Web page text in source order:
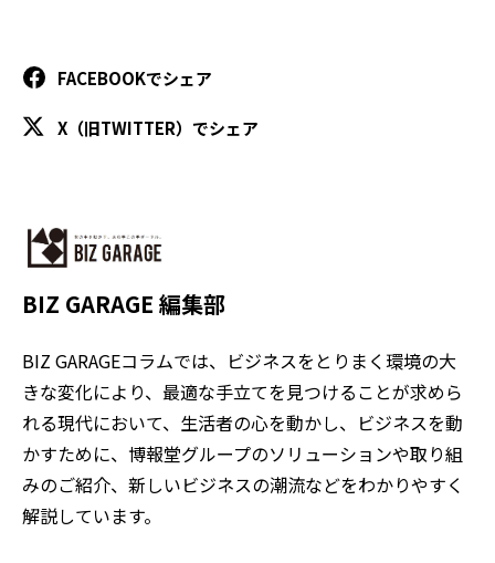
FACEBOOKでシェア
X（旧TWITTER）でシェア
BIZ GARAGE 編集部
BIZ GARAGEコラムでは、ビジネスをとりまく環境の大
きな変化により、最適な手立てを見つけることが求めら
れる現代において、生活者の心を動かし、ビジネスを動
かすために、博報堂グループのソリューションや取り組
みのご紹介、新しいビジネスの潮流などをわかりやすく
解説しています。